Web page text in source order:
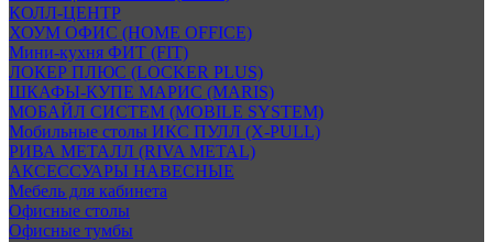
КОЛЛ-ЦЕНТР
ХОУМ ОФИС (HOME OFFICE)
Мини-кухня ФИТ (FIT)
ЛОКЕР ПЛЮС (LOCKER PLUS)
ШКАФЫ-КУПЕ МАРИС (MARIS)
МОБАЙЛ СИСТЕМ (MOBILE SYSTEM)
Мобильные столы ИКС ПУЛЛ (X-PULL)
РИВА МЕТАЛЛ (RIVA METAL)
АКСЕССУАРЫ НАВЕСНЫЕ
Мебель для кабинета
Офисные столы
Офисные тумбы